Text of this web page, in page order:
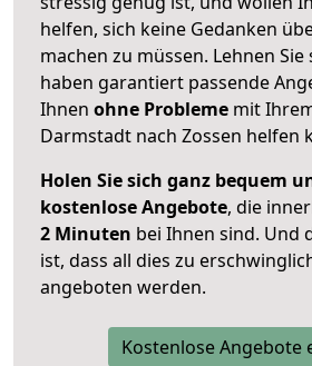
helfen, sich keine Gedanken
machen zu müssen. Lehnen
haben garantiert passende
Ihnen ohne Probleme mit
Darmstadt nach Zossen helfen
Holen Sie sich ganz bequem
kostenlose Angebote, die
2 Minuten bei Ihnen sind. Und
ist, dass all dies zu
angeboten werden.
Kostenlose Angebote